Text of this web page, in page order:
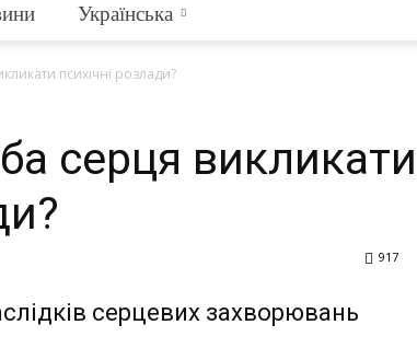
Українська
психічні розлади?
серця викликати
917
серцевих захворювань